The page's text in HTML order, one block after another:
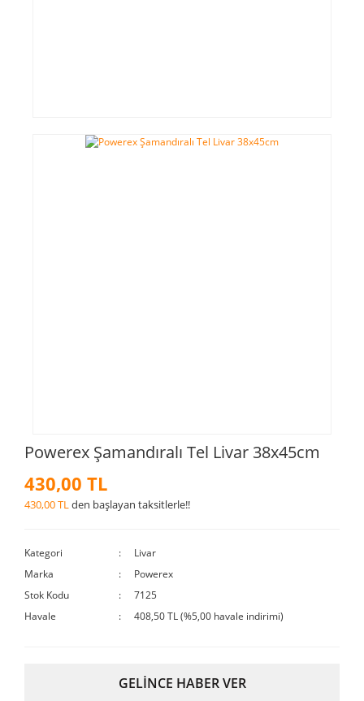
Powerex Şamandıralı Tel Livar 38x45cm
430,00 TL
430,00 TLden başlayan taksitlerle!!
Kategori
Livar
Marka
Powerex
Stok Kodu
7125
Havale
408,50 TL (%5,00 havale indirimi)
GELİNCE HABER VER